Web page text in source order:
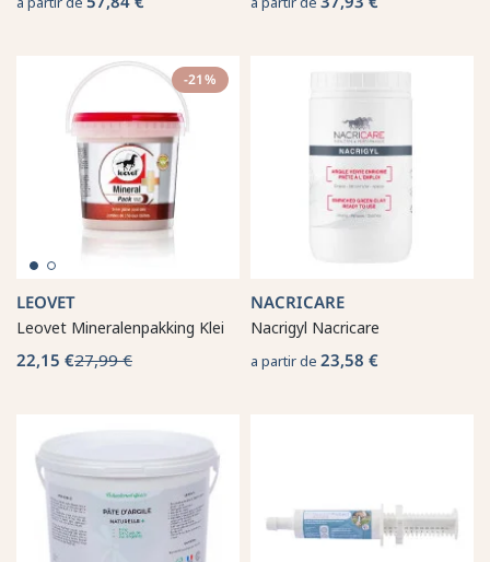
-21%
LEOVET
Leovet Mineralenpakking Klei
22,15 €27,99 €
NACRICARE
Nacrigyl Nacricare
a partir de 23,58 €